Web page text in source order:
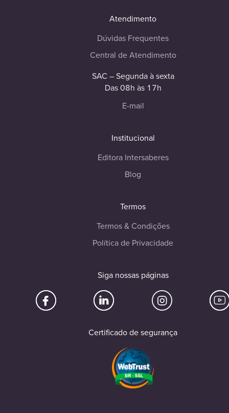
Atendimento
Dúvidas Frequentes
Central de Atendimento
SAC – Segunda à sexta
Das 08h às 17h
E-mail
Institucional
Editora Intersaberes
Blog
Termos
Termos & Condições
Política de Privacidade
Siga nossas páginas
Certificado de segurança